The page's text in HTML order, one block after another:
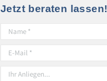
Jetzt beraten lassen!